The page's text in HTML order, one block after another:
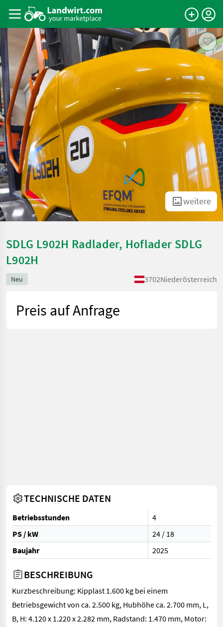
weitere
SDLG L902H Radlader, Hoflader SDLG
L902H
Neu 3702Niederösterreich
Preis auf Anfrage
TECHNISCHE DATEN
Betriebsstunden
4
PS / kW
24 / 18
Baujahr
2025
BESCHREIBUNG
Kurzbeschreibung: Kipplast 1.600 kg bei einem
Betriebsgewicht von ca. 2.500 kg, Hubhöhe ca. 2.700 mm, L,
B, H: 4.120 x 1.220 x 2.282 mm, Radstand: 1.470 mm, Motor: